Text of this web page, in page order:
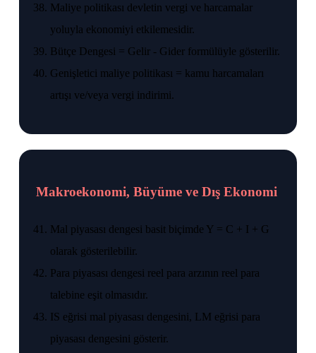
Maliye politikası devletin vergi ve harcamalar
yoluyla ekonomiyi etkilemesidir.
Bütçe Dengesi = Gelir - Gider formülüyle gösterilir.
Genişletici maliye politikası = kamu harcamaları
artışı ve/veya vergi indirimi.
Makroekonomi, Büyüme ve Dış Ekonomi
Mal piyasası dengesi basit biçimde Y = C + I + G
olarak gösterilebilir.
Para piyasası dengesi reel para arzının reel para
talebine eşit olmasıdır.
IS eğrisi mal piyasası dengesini, LM eğrisi para
piyasası dengesini gösterir.